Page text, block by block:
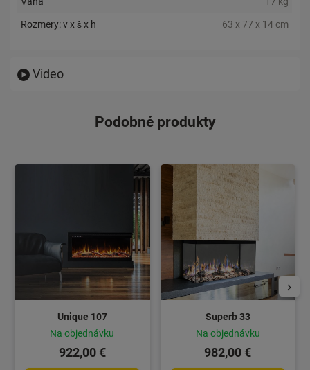
Rozmery: v x š x h 63 x 77 x 14 cm
Video
Podobné produkty
Unique 107
Na objednávku
922,00 €
Superb 33
Na objednávku
982,00 €